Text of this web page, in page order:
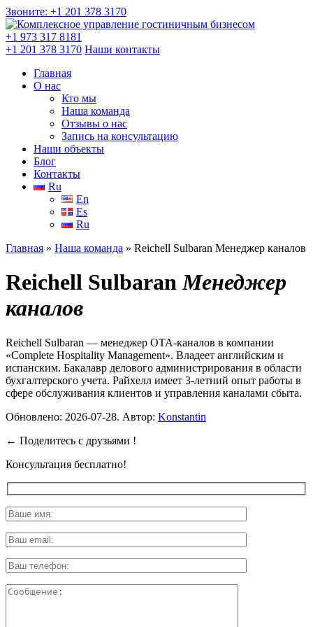
Звоните: +1 201 378 3170
+1 973 317 8181
+1 201 378 3170 Наши контакты
Главная
О нас
Кто мы
Наша команда
Отзывы о нас
Запись на консультацию
Наши объекты
Блог
Контакты
Ru
En
Es
Ru
Главная » Наша команда » Reichell Sulbaran Менеджер каналов
Reichell SulbaranМенеджер
каналов
Reichell Sulbaran — менеджер OTA-каналов в компании
«Complete Hospitality Management». Владеет английским и
испанским. Бакалавр делового администрирования в области
бухгалтерского учета. Райхелл имеет 3-летний опыт работы в
сфере обслуживания клиентов и управления каналами сбыта.
Обновлено: 2026-07-28. Автор: Konstantin
← Поделитесь с друзьями !
Консультация бесплатно!